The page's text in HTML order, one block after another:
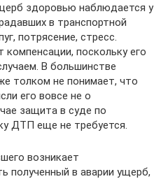
здоровью наблюдается у
в транспортной
потрясение, стресс.
поскольку его
В большинстве
толком не понимает, что
его вовсе не о
защита в суде по
ДТП еще не требуется.
возникает
полученный в аварии ущерб,